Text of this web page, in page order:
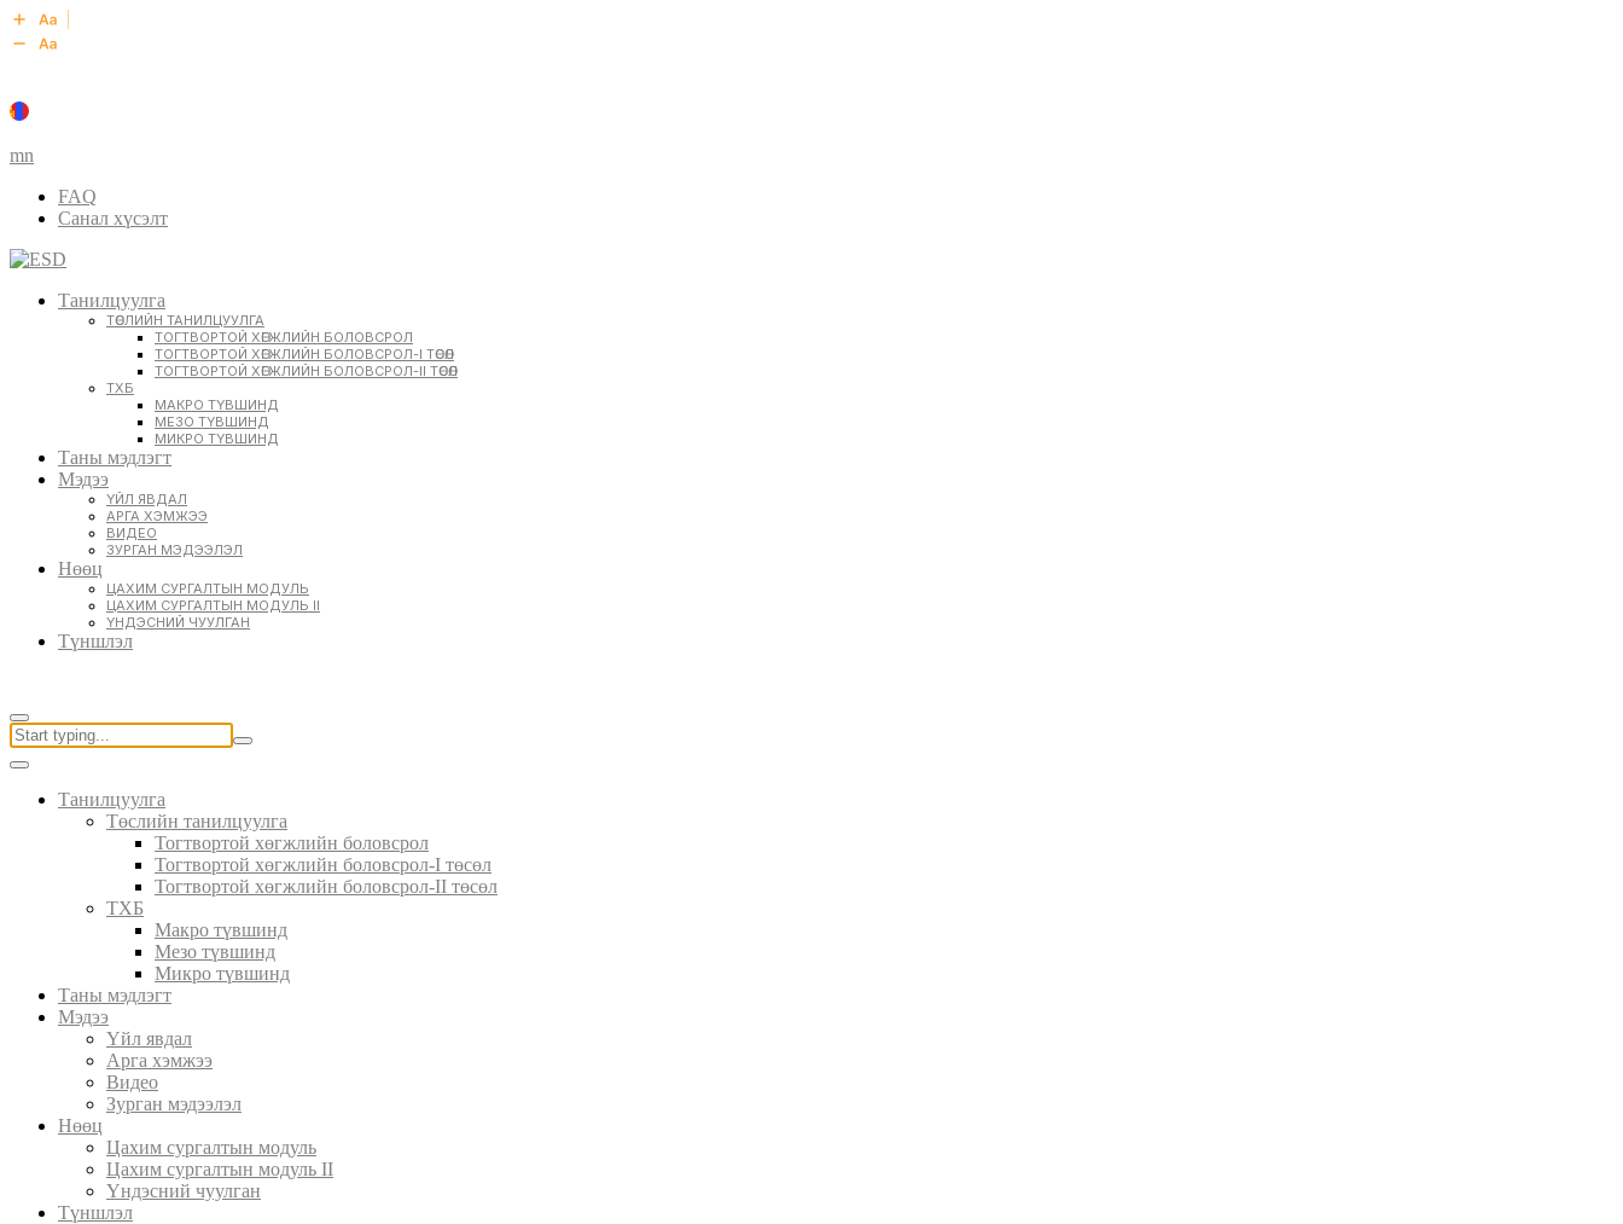
mn
FAQ
Санал хүсэлт
Танилцуулга
ТӨСЛИЙН ТАНИЛЦУУЛГА
ТОГТВОРТОЙ ХӨГЖЛИЙН БОЛОВСРОЛ
ТОГТВОРТОЙ ХӨГЖЛИЙН БОЛОВСРОЛ-I ТӨСӨЛ
ТОГТВОРТОЙ ХӨГЖЛИЙН БОЛОВСРОЛ-II ТӨСӨЛ
ТХБ
МАКРО ТҮВШИНД
МЕЗО ТҮВШИНД
МИКРО ТҮВШИНД
Таны мэдлэгт
Мэдээ
ҮЙЛ ЯВДАЛ
АРГА ХЭМЖЭЭ
ВИДЕО
ЗУРГАН МЭДЭЭЛЭЛ
Нөөц
ЦАХИМ СУРГАЛТЫН МОДУЛЬ
ЦАХИМ СУРГАЛТЫН МОДУЛЬ II
ҮНДЭСНИЙ ЧУУЛГАН
Түншлэл
Танилцуулга
Төслийн танилцуулга
Тогтвортой хөгжлийн боловсрол
Тогтвортой хөгжлийн боловсрол-I төсөл
Тогтвортой хөгжлийн боловсрол-II төсөл
ТХБ
Макро түвшинд
Мезо түвшинд
Микро түвшинд
Таны мэдлэгт
Мэдээ
Үйл явдал
Арга хэмжээ
Видео
Зурган мэдээлэл
Нөөц
Цахим сургалтын модуль
Цахим сургалтын модуль II
Үндэсний чуулган
Түншлэл